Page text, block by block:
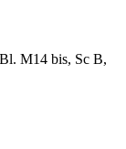
M14 bis, Sc B,